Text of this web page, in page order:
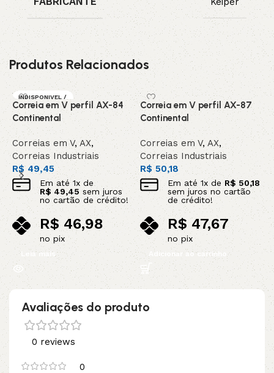
Produtos Relacionados
INDISPONIVEL /
SOB ENCOMEN
DA
Correia em V perfil AX-84
Continental
Correias em V, AX,
Correias Industriais
R$49,45
Em até1x de
R$ 49,45 sem juros
no cartão de crédito!
R$ 46,98
no pix
Leia mais
Correia em V perfil AX-87
Continental
Correias em V, AX,
Correias Industriais
R$50,18
Em até 1x deR$ 50,18
sem juros no cartão
de crédito!
R$ 47,67
no pix
Adicionar ao carrinho
Avaliações do produto
0 reviews
0